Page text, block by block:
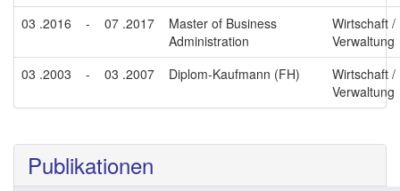
03 .2016 - 07 .2017
Master of Business
Administration
Wirtschaft /
Verwaltung
03 .2003
- 03 .2007 Diplom-Kaufmann (FH)
Wirtschaft /
Verwaltung
Publikationen